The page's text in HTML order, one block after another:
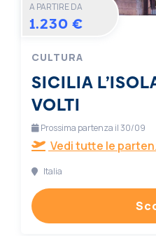
A PARTIRE DA
1.230 €
CULTURA
SICILIA
VOLTI
Prossima partenza il 30/09
Vedi tutte le
Italia